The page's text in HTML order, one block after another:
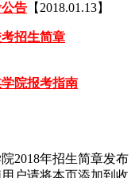
告 【2018.01.13】
招生简章
院报考指南
2018年招生简章发布